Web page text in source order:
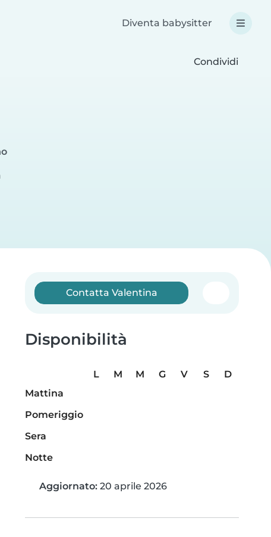
Diventa babysitter
Condividi
Contatta Valentina
Disponibilità
L M M G V S
D
Mattina
Pomeriggio
Sera
Notte
Aggiornato: 20 aprile 2026